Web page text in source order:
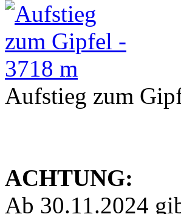
Aufstieg zum
ACHTUNG:
Ab 30.11.2024